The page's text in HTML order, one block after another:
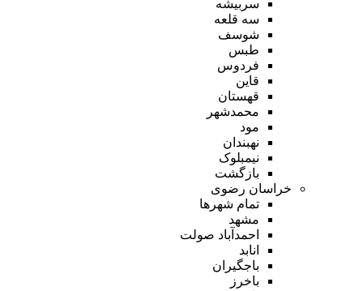
سربیشه
سه قلعه
شوسف
طبس
فردوس
قاین
قهستان
محمدشهر
مود
نهبندان
نیمبلوک
بازگشت
خراسان رضوی
تمام شهر‌ها
مشهد
احمدآباد صولت
انابد
باجگیران
باخرز